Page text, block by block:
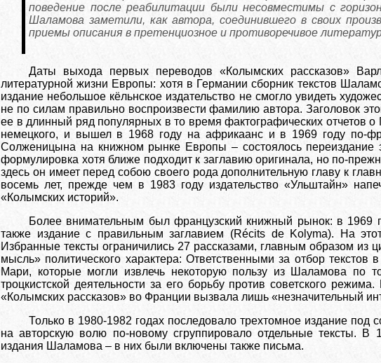
поведение после реабилитации были несовместимы с
Шаламова заметили, как автора, соединившего в своих
приемы описания в претенциозное и противоречивое
Даты выхода первых переводов «Колымских рассказов»
литературной жизни Европы: хотя в Германии сборник текстов
издание небольшое кёльнское издательство не смогло увидеть
не по силам правильно воспроизвести фамилию автора. Заголовок
ее в длинный ряд популярных в то время фактографических отчетов
немецкого, и вышел в 1968 году на африкаанс и в 1969 году по-
Солженицына на книжном рынке Европы – состоялось переиздание
формулировка хотя ближе подходит к заглавию оригинала, но по-
здесь он имеет перед собою своего рода дополнительную главу к
восемь лет, прежде чем в 1983 году издательство «Ульштайн»
«Колымских историй».
Более внимательным был французский книжный рынок: в
также издание с правильным заглавием (Récits de Kolyma). На
Избранные тексты ограничились 27 рассказами, главным образом
мысль» политического характера: Ответственными за отбор
Мари, которые могли извлечь некоторую пользу из Шаламова по
троцкистской деятельности за его борьбу против советского
«Колымских рассказов» во Франции вызвала лишь «незначительный
Только в 1980-1982 годах последовало трехтомное издание
на авторскую волю по-новому сгруппировало отдельные тексты.
издания Шаламова – в них были включены также письма.